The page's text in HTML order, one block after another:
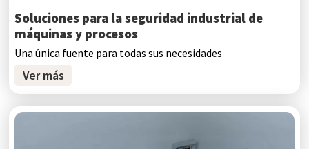
Soluciones para la seguridad industrial de
máquinas y procesos
Una única fuente para todas sus necesidades
Ver más